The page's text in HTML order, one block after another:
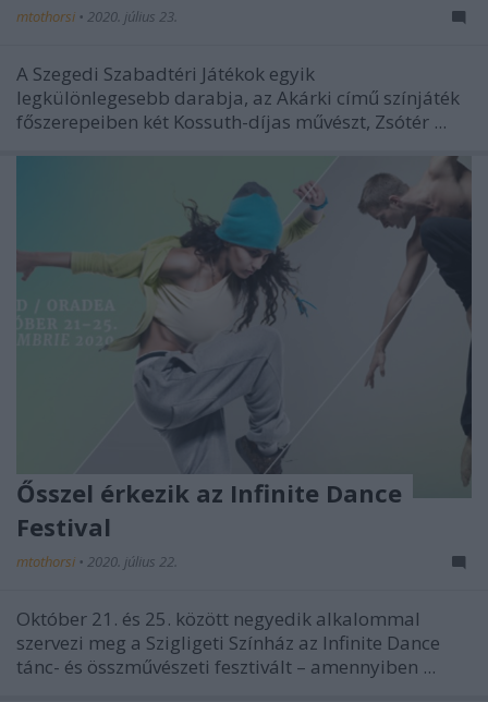
mtothorsi • 2020. július 23.
A Szegedi Szabadtéri Játékok egyik
legkülönlegesebb darabja, az Akárki című színjáték
főszerepeiben két Kossuth-díjas művészt, Zsótér ...
Ősszel érkezik az Infinite Dance
Festival
mtothorsi • 2020. július 22.
Október 21. és 25. között negyedik alkalommal
szervezi meg a Szigligeti Színház az Infinite Dance
tánc- és összművészeti fesztivált – amennyiben ...